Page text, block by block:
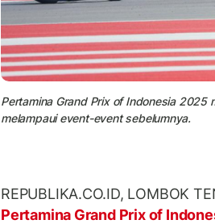
Pertamina Grand Prix of Indonesia
melampaui event-event sebelumnya.
REPUBLIKA.CO.ID, LOMBOK
Pertamina Grand Prix of